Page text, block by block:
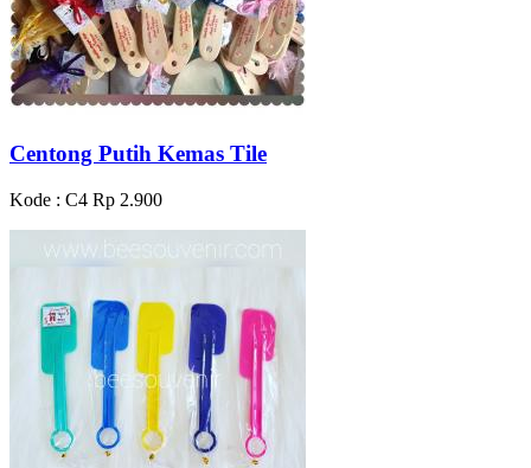
Centong Putih Kemas Tile
Kode : C4 Rp 2.900